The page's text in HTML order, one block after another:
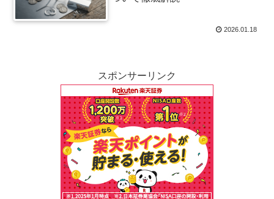
2026.01.18
スポンサーリンク